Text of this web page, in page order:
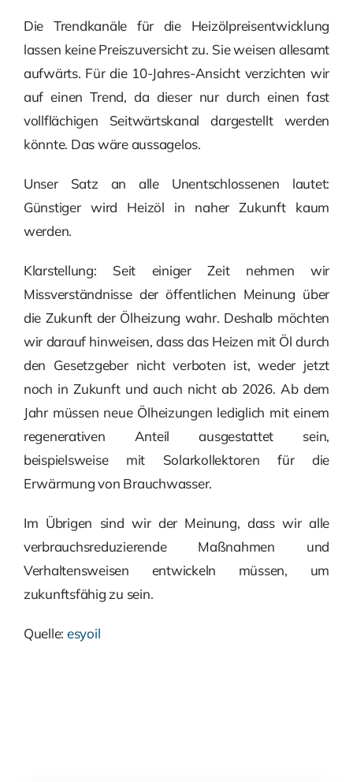
Die Trendkanäle für die Heizölpreisentwicklung
lassen keine Preiszuversicht zu. Sie weisen allesamt
aufwärts. Für die 10-Jahres-Ansicht verzichten wir
auf einen Trend, da dieser nur durch einen fast
vollflächigen Seitwärtskanal dargestellt werden
könnte. Das wäre aussagelos.
Unser Satz an alle Unentschlossenen lautet:
Günstiger wird Heizöl in naher Zukunft kaum
werden.
Klarstellung: Seit einiger Zeit nehmen wir
Missverständnisse der öffentlichen Meinung über
die Zukunft der Ölheizung wahr. Deshalb möchten
wir darauf hinweisen, dass das Heizen mit Öl durch
den Gesetzgeber nicht verboten ist, weder jetzt
noch in Zukunft und auch nicht ab 2026. Ab dem
Jahr müssen neue Ölheizungen lediglich mit einem
regenerativen Anteil ausgestattet sein,
beispielsweise mit Solarkollektoren für die
Erwärmung von Brauchwasser.
Im Übrigen sind wir der Meinung, dass wir alle
verbrauchsreduzierende Maßnahmen und
Verhaltensweisen entwickeln müssen, um
zukunftsfähig zu sein.
Quelle: esyoil